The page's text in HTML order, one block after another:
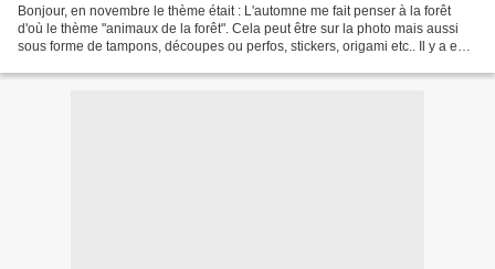
Bonjour, en novembre le thème était : L'automne me fait penser à la forêt
d'où le thème "animaux de la forêt". Cela peut être sur la photo mais aussi
sous forme de tampons, découpes ou perfos, stickers, origami etc.. Il y a eu